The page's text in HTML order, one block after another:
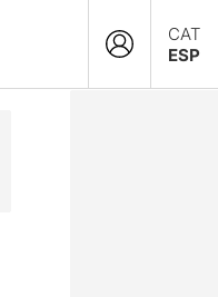
CAT
ESP